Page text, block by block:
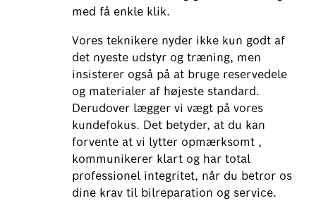
med få enkle klik.
Vores teknikere nyder ikke kun godt af
det nyeste udstyr og træning, men
insisterer også på at bruge reservedele
og materialer af højeste standard.
Derudover lægger vi vægt på vores
kundefokus. Det betyder, at du kan
forvente at vi lytter opmærksomt ,
kommunikerer klart og har total
professionel integritet, når du betror os
dine krav til bilreparation og service.